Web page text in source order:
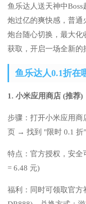
鱼乐达人送天神中
炮过亿的爽快感，普通
炮台随心切换，最大化
获取，开启一场全新的
鱼乐达人0.1折在
1. 小米应用商店 (推荐)
步骤：打开小米应用
页 → 找到 "限时 0.1
特点：官方授权，安全
= 6.48 元)
福利：同时可领取官方